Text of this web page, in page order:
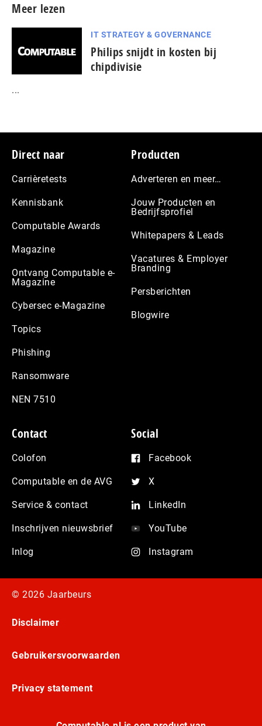
Meer lezen
IT STRATEGY & GOVERNANCE
Philips snijdt in kosten bij
chipdivisie
...
Footer
Direct naar
Carrièretests
Kennisbank
Computable Awards
Magazine
Ontvang Computable e-
Magazine
Cybersec e-Magazine
Topics
Phishing
Ransomware
NEN 7510
Producten
Adverteren en meer…
Jouw Producten en
Bedrijfsprofiel
Whitepapers & Leads
Vacatures & Employer
Branding
Persberichten
Blogwire
Contact
Colofon
Computable en de AVG
Service & contact
Inschrijven nieuwsbrief
Inlog
Social
Facebook
X
LinkedIn
YouTube
Instagram
© 2026 Jaarbeurs
Disclaimer
Gebruikersvoorwaarden
Privacy statement